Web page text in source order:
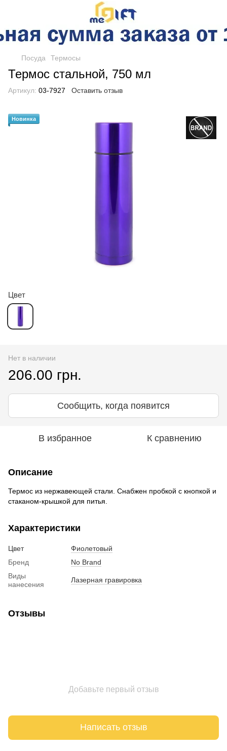
Посуда Термосы
Термос стальной, 750 мл
Артикул: 03-7927 Оставить отзыв
Новинка
Цвет
Нет в наличии
206.00 грн.
Сообщить, когда появится
В избранное К сравнению
Описание
Термос из нержавеющей стали. Снабжен пробкой с кнопкой и
стаканом-крышкой для питья.
Характеристики
Цвет
Фиолетовый
Бренд
No Brand
Виды
нанесения
Лазерная гравировка
Отзывы
Добавьте первый отзыв
Написать отзыв